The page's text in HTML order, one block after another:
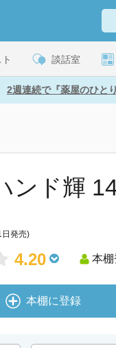
談話室
2週連続で『薬屋のひと
ンド輝
発売)
4.20 本棚
本棚に登録